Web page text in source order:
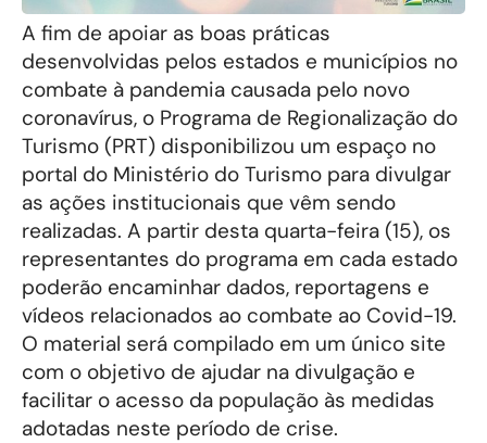
A fim de apoiar as boas práticas
desenvolvidas pelos estados e municípios no
combate à pandemia causada pelo novo
coronavírus, o Programa de Regionalização do
Turismo (PRT) disponibilizou um espaço no
portal do Ministério do Turismo para divulgar
as ações institucionais que vêm sendo
realizadas. A partir desta quarta-feira (15), os
representantes do programa em cada estado
poderão encaminhar dados, reportagens e
vídeos relacionados ao combate ao Covid-19.
O material será compilado em um único site
com o objetivo de ajudar na divulgação e
facilitar o acesso da população às medidas
adotadas neste período de crise.